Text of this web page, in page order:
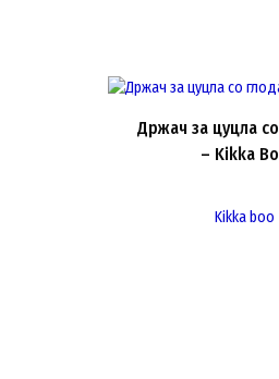
Држач за цуцла
– Kikka
Kikka boo